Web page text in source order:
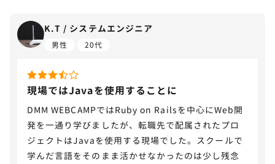
K.T / システムエンジニア
男性 20代
現場ではJavaを使用することに
DMM WEBCAMPではRuby on Railsを中心にWeb開
発を一通り学びましたが、転職先で配属されたプロ
ジェクトはJavaを使用する現場でした。スクールで
学んだ言語をそのまま活かせなかったのは少し残念